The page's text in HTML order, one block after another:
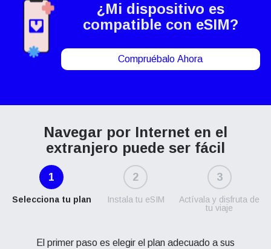
¿Mi dispositivo es
compatible con eSIM?
Compruébalo Ahora
Navegar por Internet en el
extranjero puede ser fácil
1
Selecciona tu plan
2
Instala tu eSIM
3
Actívala y disfruta de
tu viaje
El primer paso es elegir el plan adecuado a sus